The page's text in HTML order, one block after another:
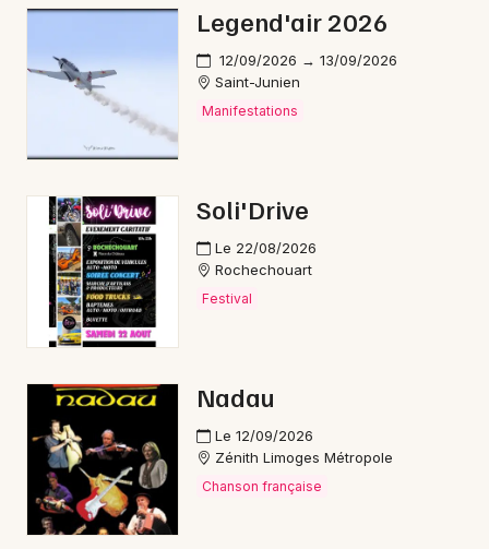
Newsletter des sorties
Actus dans la Haute-Vienne
Magazine dans la Haute-Vienne
Choisir mes départements
Legend'air 2026
12/09/2026 → 13/09/2026
Saint-Junien
Manifestations
Soli'Drive
Le 22/08/2026
Rochechouart
Festival
Nadau
Le 12/09/2026
Zénith Limoges Métropole
Chanson française